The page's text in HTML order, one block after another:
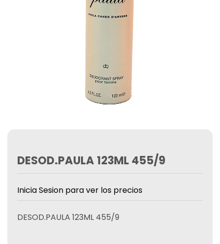
DESOD.PAULA 123ML 455/9
Inicia Sesion para ver los precios
DESOD.PAULA 123ML 455/9